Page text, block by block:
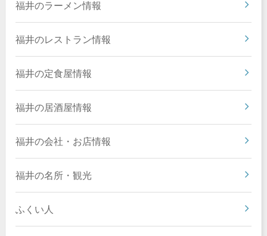
福井のラーメン情報
福井のレストラン情報
福井の定食屋情報
福井の居酒屋情報
福井の会社・お店情報
福井の名所・観光
ふくい人